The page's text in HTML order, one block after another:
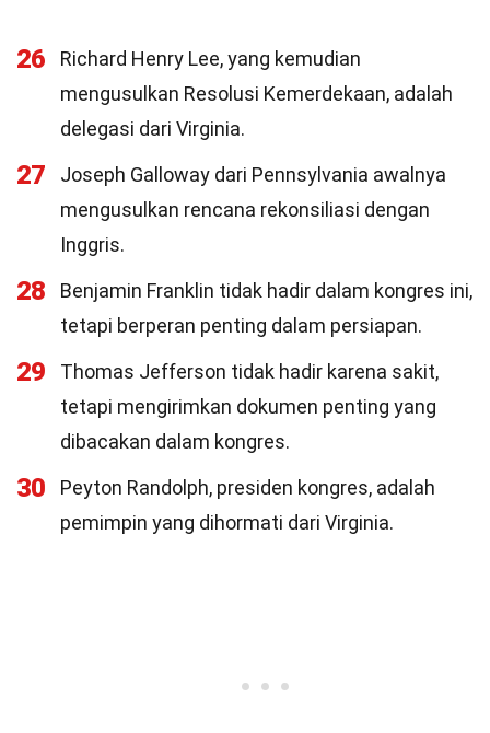
26
Richard Henry Lee, yang kemudian
mengusulkan Resolusi Kemerdekaan, adalah
delegasi dari Virginia.
27
Joseph Galloway dari Pennsylvania awalnya
mengusulkan rencana rekonsiliasi dengan
Inggris.
28
Benjamin Franklin tidak hadir dalam kongres ini,
tetapi berperan penting dalam persiapan.
29
Thomas Jefferson tidak hadir karena sakit,
tetapi mengirimkan dokumen penting yang
dibacakan dalam kongres.
30
Peyton Randolph, presiden kongres, adalah
pemimpin yang dihormati dari Virginia.